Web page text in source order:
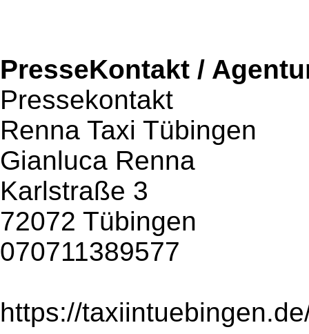
PresseKontakt /
Pressekontakt
Renna Taxi Tübingen
Gianluca Renna
Karlstraße 3
72072 Tübingen
070711389577
https://